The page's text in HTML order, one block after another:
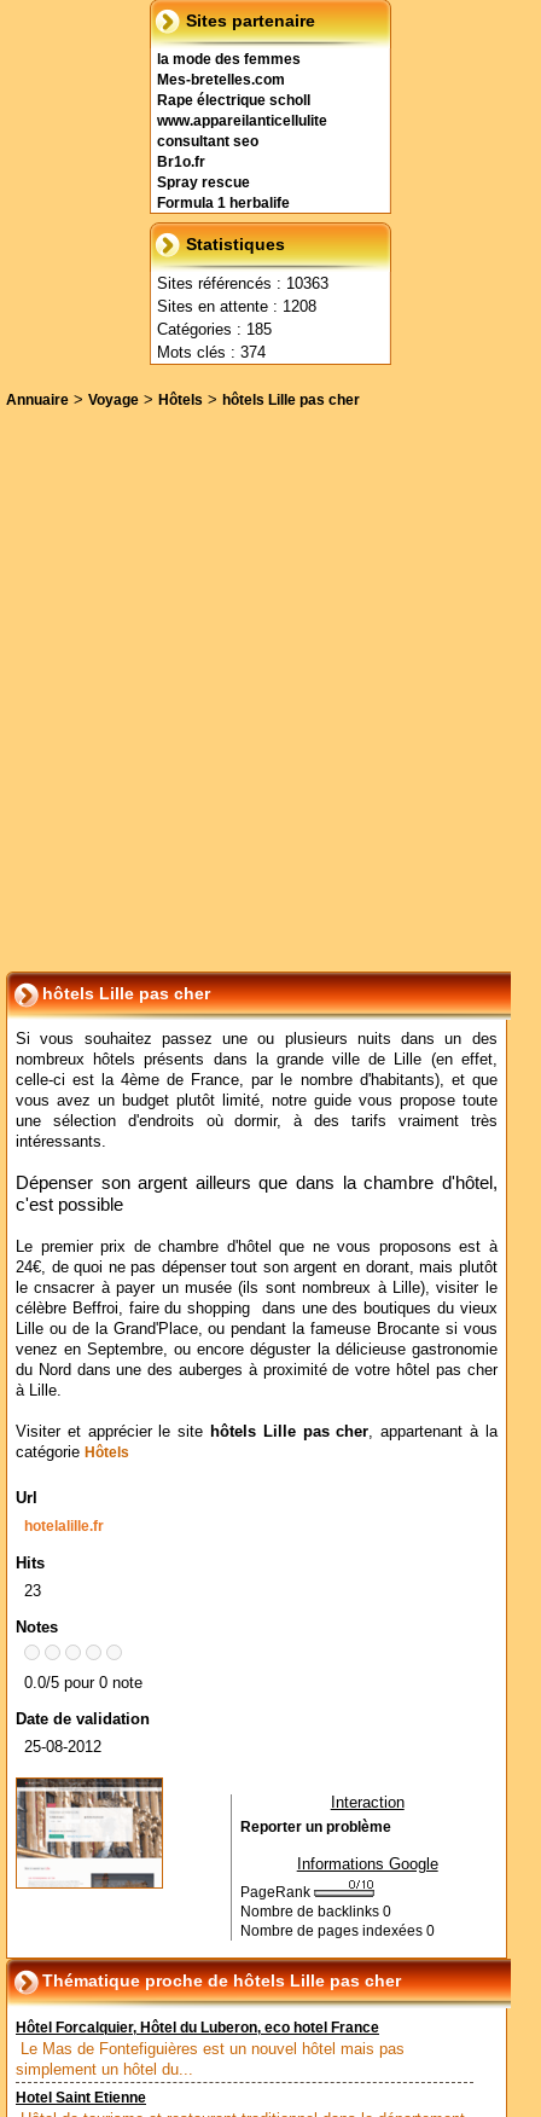
Sites partenaire
la mode des femmes
Mes-bretelles.com
Rape électrique scholl
www.appareilanticellulite
consultant seo
Br1o.fr
Spray rescue
Formula 1 herbalife
Statistiques
Sites référencés : 10363
Sites en attente : 1208
Catégories : 185
Mots clés : 374
Annuaire > Voyage > Hôtels > hôtels Lille pas cher
hôtels Lille pas cher
Si vous souhaitez passez une ou plusieurs nuits dans un des
nombreux hôtels présents dans la grande ville de Lille (en effet,
celle-ci est la 4ème de France, par le nombre d'habitants), et que
vous avez un budget plutôt limité, notre guide vous propose toute
une sélection d'endroits où dormir, à des tarifs vraiment très
intéressants.
Dépenser son argent ailleurs que dans la chambre d'hôtel,
c'est possible
Le premier prix de chambre d'hôtel que ne vous proposons est à
24€, de quoi ne pas dépenser tout son argent en dorant, mais plutôt
le cnsacrer à payer un musée (ils sont nombreux à Lille), visiter le
célèbre Beffroi, faire du shopping dans une des boutiques du vieux
Lille ou de la Grand'Place, ou pendant la fameuse Brocante si vous
venez en Septembre, ou encore déguster la délicieuse gastronomie
du Nord dans une des auberges à proximité de votre hôtel pas cher
à Lille.
Visiter et apprécier le site hôtels Lille pas cher, appartenant à la
catégorie Hôtels
Url
hotelalille.fr
Hits
23
Notes
0.0/5 pour 0 note
Date de validation
25-08-2012
Interaction
Reporter un problème
Informations Google
PageRank
Nombre de backlinks 0
Nombre de pages indexées 0
Thématique proche de hôtels Lille pas cher
Hôtel Forcalquier, Hôtel du Luberon, eco hotel France
Le Mas de Fontefiguières est un nouvel hôtel mais pas
simplement un hôtel du...
Hotel Saint Etienne